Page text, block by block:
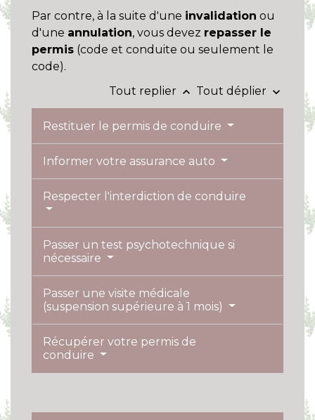
Par contre, à la suite d'une invalidation ou
d'une annulation, vous devez repasser le
permis (code et conduite ou seulement le
code).
Tout replier keyboard_arrow_up Tout déplier keyboard_arrow_down
Restituer le permis de conduire
Informer votre assurance auto
Respecter l'interdiction de conduire
Passer un test psychotechnique si
nécessaire
Passer une visite médicale
(suspension supérieure à 1 mois)
Récupérer votre permis de
conduire